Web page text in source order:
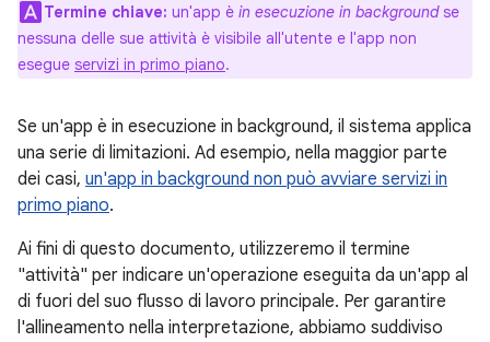
Termine chiave: un'app è in esecuzione in backgroundse
nessuna delle sue attività è visibile all'utente e l'app non
esegue servizi in primo piano.
Se un'app è in esecuzione in background, il sistema applica
una serie di limitazioni. Ad esempio, nella maggior parte
dei casi, un'app in background non può avviare servizi in
primo piano.
Ai fini di questo documento, utilizzeremo il termine
"attività" per indicare un'operazione eseguita da un'app al
di fuori del suo flusso di lavoro principale. Per garantire
l'allineamento nella interpretazione, abbiamo suddiviso